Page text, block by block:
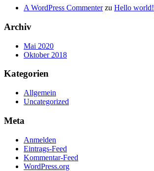
A WordPress Commenterzu Hello world!
Archiv
Mai 2020
Oktober 2018
Kategorien
Allgemein
Uncategorized
Meta
Anmelden
Eintrags-Feed
Kommentar-Feed
WordPress.org